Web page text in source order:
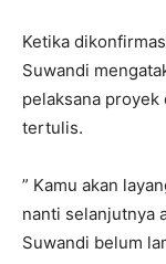
Ketika
Suwandi
pelaksana
tertulis.
” Kamu akan
nanti selanjutnya
Suwandi belum